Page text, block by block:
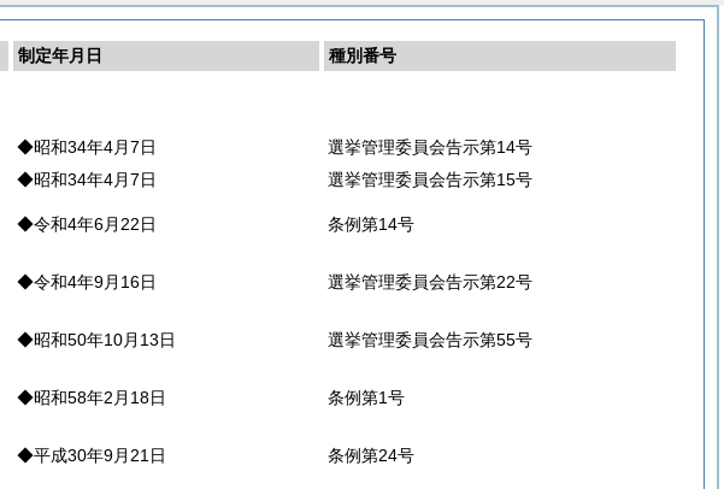
制定年月日
種別番号
◆昭和34年4月7日
選挙管理委員会告示第14号
◆昭和34年4月7日
選挙管理委員会告示第15号
◆令和4年6月22日 条例第14号
◆令和4年9月16日 選挙管理委員会告示第22号
◆昭和50年10月13日 選挙管理委員会告示第55号
◆昭和58年2月18日 条例第1号
◆平成30年9月21日 条例第24号